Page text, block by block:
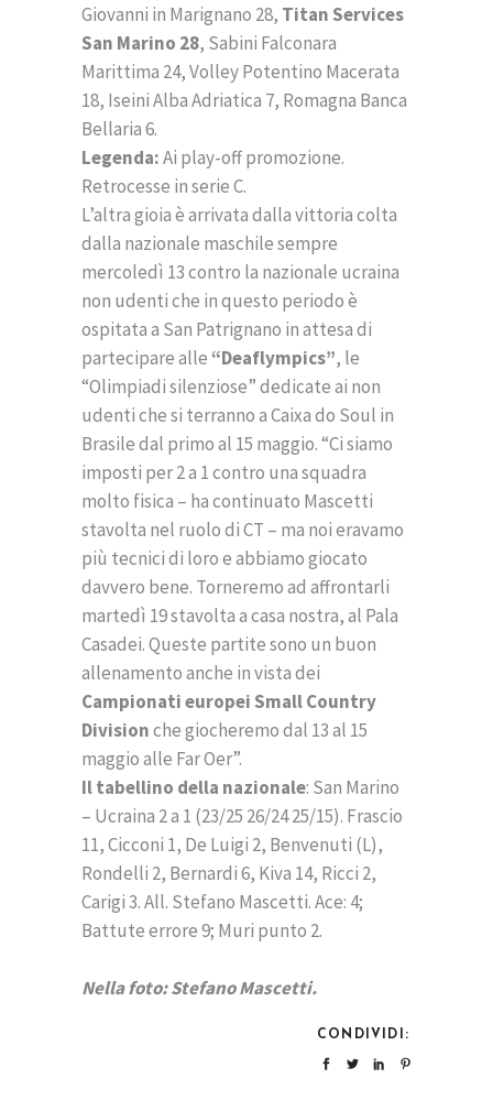
Giovanni in Marignano 28, Titan Services
San Marino 28, Sabini Falconara
Marittima 24, Volley Potentino Macerata
18, Iseini Alba Adriatica 7, Romagna Banca
Bellaria 6.
Legenda:Ai play-off promozione.
Retrocesse in serie C.
L’altra gioia è arrivata dalla vittoria colta
dalla nazionale maschile sempre
mercoledì 13 contro la nazionale ucraina
non udenti che in questo periodo è
ospitata a San Patrignano in attesa di
partecipare alle “Deaflympics”, le
“Olimpiadi silenziose” dedicate ai non
udenti che si terranno a Caixa do Soul in
Brasile dal primo al 15 maggio. “Ci siamo
imposti per 2 a 1 contro una squadra
molto fisica – ha continuato Mascetti
stavolta nel ruolo di CT – ma noi eravamo
più tecnici di loro e abbiamo giocato
davvero bene. Torneremo ad affrontarli
martedì 19 stavolta a casa nostra, al Pala
Casadei. Queste partite sono un buon
allenamento anche in vista dei
Campionati europei Small Country
Divisionche giocheremo dal 13 al 15
maggio alle Far Oer”.
Il tabellino della nazionale: San Marino
– Ucraina 2 a 1 (23/25 26/24 25/15). Frascio
11, Cicconi 1, De Luigi 2, Benvenuti (L),
Rondelli 2, Bernardi 6, Kiva 14, Ricci 2,
Carigi 3. All. Stefano Mascetti. Ace: 4;
Battute errore 9; Muri punto 2.
Nella foto: Stefano Mascetti.
CONDIVIDI: